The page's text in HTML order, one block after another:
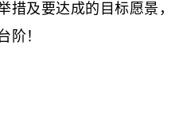
及要达成的目标愿景，
阶！